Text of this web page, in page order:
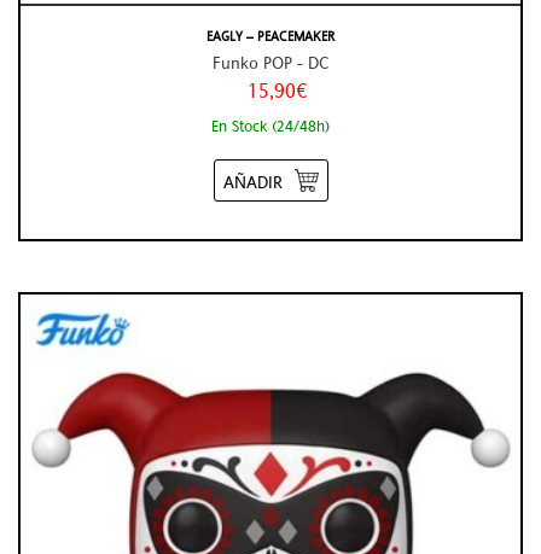
EAGLY – PEACEMAKER
Funko POP - DC
15,90€
En Stock (24/48h)
AÑADIR